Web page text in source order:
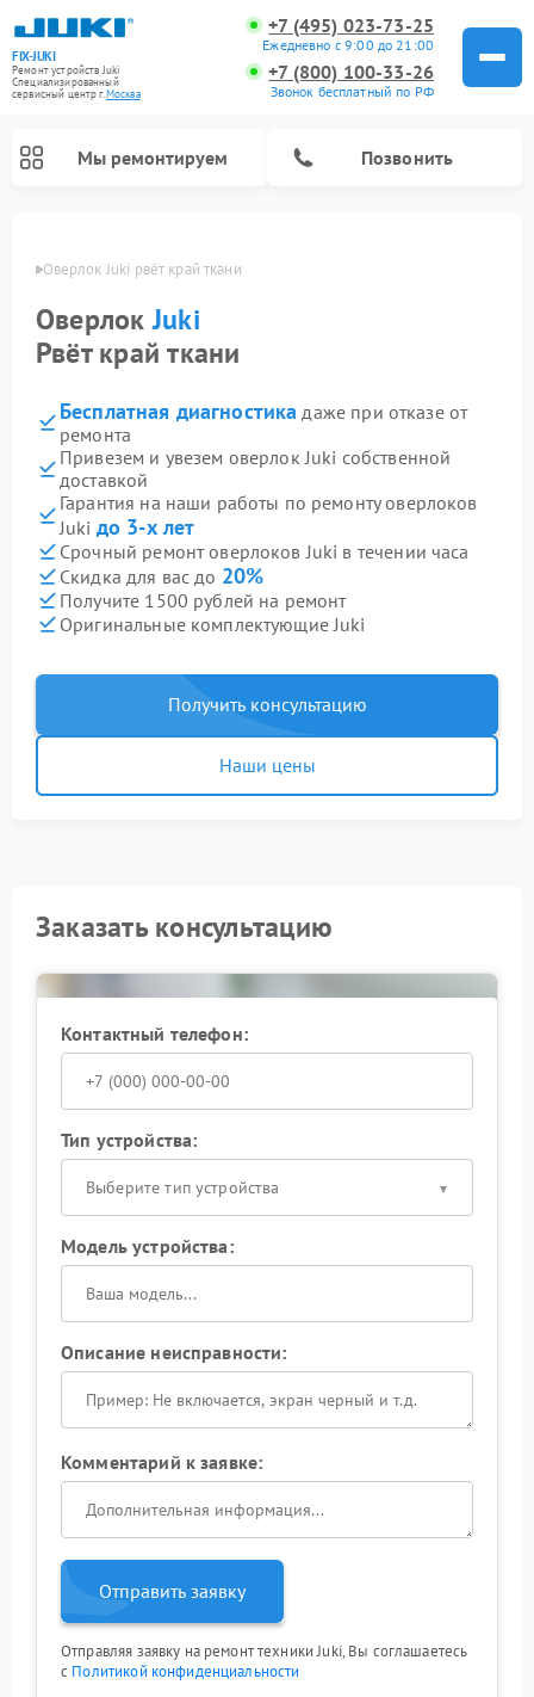
FIX-JUKI
Ремонт устройств Juki
Специализированный
cервисный центр г.Москва
+7 (495) 023-73-25
Ежедневно с 9:00 до 21:00
+7 (800) 100-33-26
Звонок бесплатный по РФ
Мы ремонтируем Позвонить
Оверлок Juki рвёт край ткани
ОверлокJuki
Рвёт край ткани
Бесплатная диагностика даже при отказе от
ремонта
Привезем и увезем оверлок Juki собственной
доставкой
Гарантия на наши работы по ремонту оверлоков
Juki до 3-х лет
Срочный ремонт оверлоков Juki в течении часа
Скидка для вас до 20%
Получите 1500 рублей на ремонт
Оригинальные комплектующие Juki
Получить консультацию
Наши цены
Заказать консультацию
Контактный телефон:
Тип устройства:
Выберите тип устройства
Модель устройства:
Описание неисправности:
Комментарий к заявке:
Отправить заявку
Отправляя заявку на ремонт техники Juki, Вы соглашаетесь
с Политикой конфиденциальности